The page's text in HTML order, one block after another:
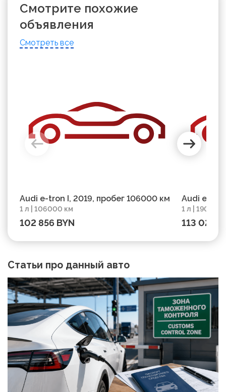
Смотрите похожие
объявления
Смотреть все
Audi e-tron I, 2019, пробег 106000 км
1 л | 106000 км
102 856 BYN
Audi e-
1 л | 19000
113 022
Статьи про данный авто